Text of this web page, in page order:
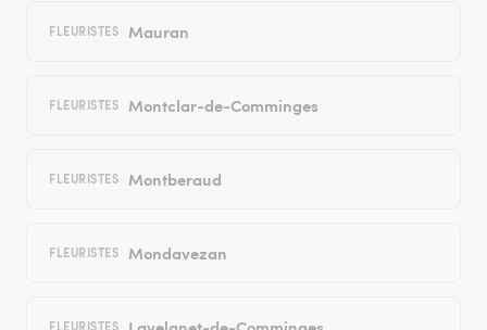
FLEURISTES Mauran
FLEURISTES Montclar-de-Comminges
FLEURISTES Montberaud
FLEURISTES Mondavezan
FLEURISTES